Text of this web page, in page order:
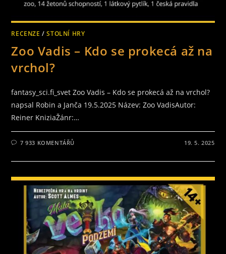
RECENZE /STOLNÍ HRY
Zoo Vadis – Kdo se prokecá až na
vrchol?
fantasy_sci.fi_svet Zoo Vadis – Kdo se prokecá až na vrchol?
napsal Robin a Janča 19.5.2025 Název: Zoo VadisAutor:
Reiner KniziaŽánr:…
7 933 KOMENTÁŘŮ 19. 5. 2025